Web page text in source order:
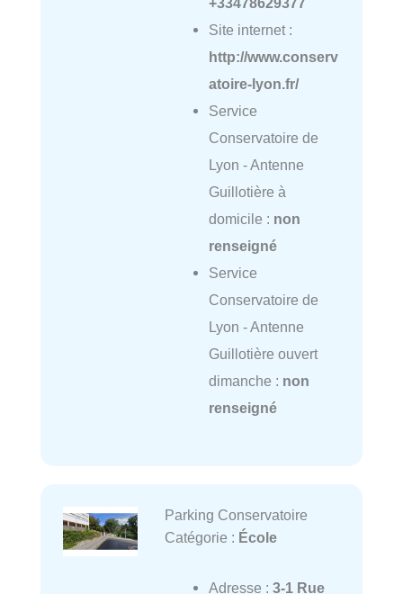
Site internet :
http://www.conserv
atoire-lyon.fr/
Service
Conservatoire de
Lyon - Antenne
Guillotière à
domicile : non
renseigné
Service
Conservatoire de
Lyon - Antenne
Guillotière ouvert
dimanche : non
renseigné
Parking Conservatoire
Catégorie : École
Adresse : 3-1 Rue